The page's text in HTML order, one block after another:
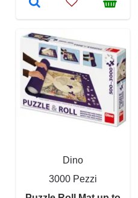
Dino
3000 Pezzi